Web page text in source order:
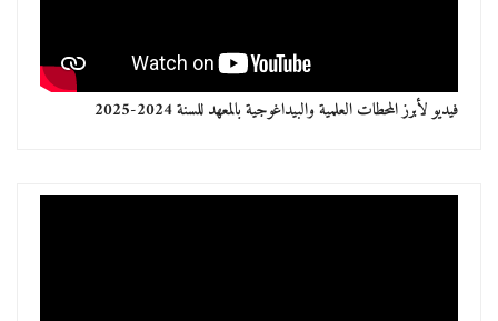
فيديو لأبرز المحطات العلمية والبيداغوجية بالمعهد للسنة 2024-2025